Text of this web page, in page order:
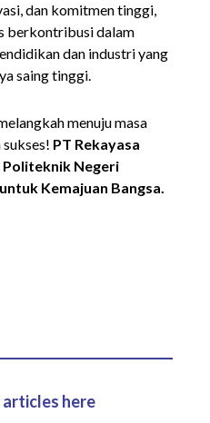
dan komitmen tinggi,
berkontribusi dalam
dan industri yang
saing tinggi.
menuju masa
PT Rekayasa
Politeknik Negeri
Kemajuan Bangsa.
here